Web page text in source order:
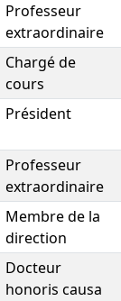
Professeur
extraordinaire
Chargé de
cours
Président
Professeur
extraordinaire
Membre de la
direction
Docteur
honoris causa